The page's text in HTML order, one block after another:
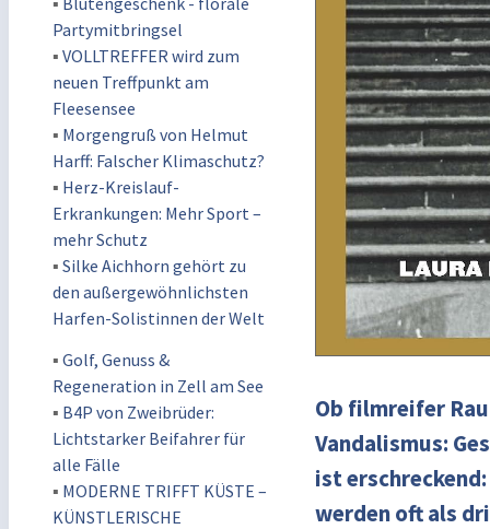
Partymitbringsel
▪ VOLLTREFFER wird zum
neuen Treffpunkt am
Fleesensee
▪ Morgengruß von Helmut
Harff: Falscher Klimaschutz?
▪ Herz-Kreislauf-
Erkrankungen: Mehr Sport –
mehr Schutz
▪ Silke Aichhorn gehört zu
den außergewöhnlichsten
Harfen-Solistinnen der Welt
▪ Golf, Genuss &
Regeneration in Zell am See
▪ B4P von Zweibrüder:
Lichtstarker Beifahrer für
alle Fälle
▪ MODERNE TRIFFT KÜSTE –
KÜNSTLERISCHE
Ob filmreifer
Vandalismus:
ist
werden oft als